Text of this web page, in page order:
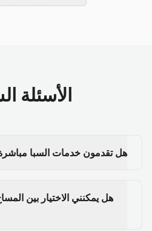
الأسئلة
هل تقدمون خدمات السبا
هل يمكنني الاختيار بين